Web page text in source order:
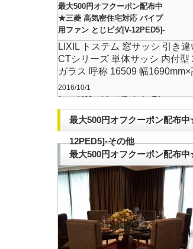
最大500円オフクーポン配布中
★三菱 高気密住宅対応 パイプ
用ファン とじピダ[V-12PED5]-
その他
LIXIL トステム 窓サッシ 引き
CTシリーズ 単体サッシ 内付型
ガラス 呼称 16509 幅
2016/10/1
ferrari488spiderがDubaiへ到
着
最大500円オフクーポン配布
12PED5]-その他
最大500円オフクーポン配布
12PED5]-その他